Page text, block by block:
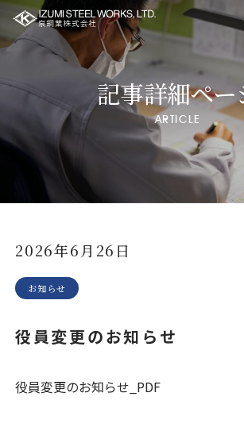
記事詳細ペー
ARTICLE
2026年6月26日
お知らせ
役員変更のお知らせ
役員変更のお知らせ_PDF